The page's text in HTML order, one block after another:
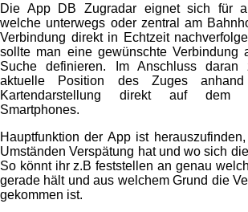
Die App DB Zugradar eignet sich für
welche unterwegs oder zentral am
Verbindung direkt in Echtzeit
sollte man eine gewünschte Verbindung
Suche definieren. Im Anschluss
aktuelle Position des Zuges
Kartendarstellung direkt auf dem
Smartphones.
Hauptfunktion der App ist
Umständen Verspätung hat und wo sich
So könnt ihr z.B feststellen an genau
gerade hält und aus welchem Grund die
gekommen ist.